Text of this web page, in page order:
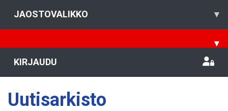
JAOSTOVALIKKO ▾
▾
KIRJAUDU
Uutisarkisto